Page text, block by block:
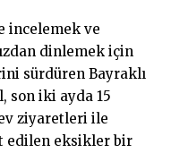
incelemek ve
dinlemek için
sürdüren Bayraklı
son iki ayda 15
ziyaretleri ile
edilen eksikler bir